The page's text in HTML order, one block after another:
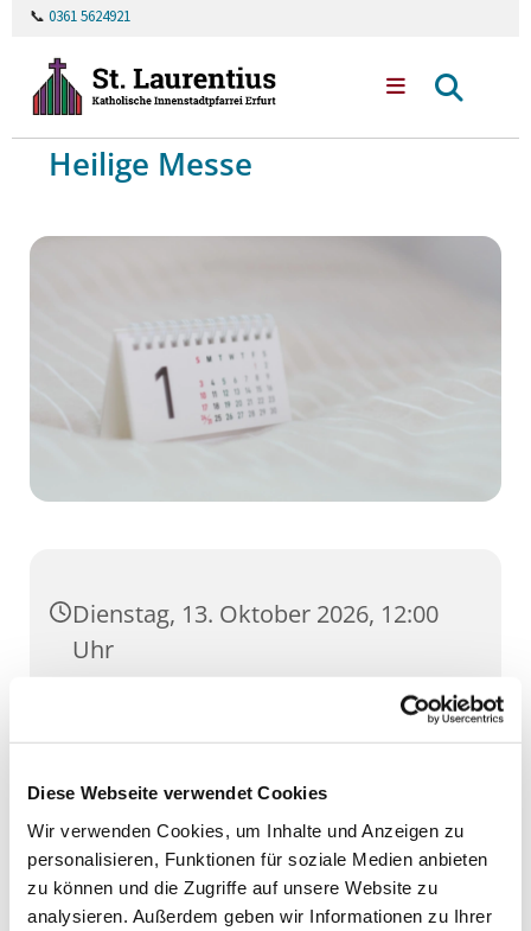
Diese Webseite verwendet Cookies
Wir verwenden Cookies, um Inhalte und Anzeigen zu
personalisieren, Funktionen für soziale Medien anbieten
zu können und die Zugriffe auf unsere Website zu
analysieren. Außerdem geben wir Informationen zu Ihrer
📞 0361 5624921
Heilige Messe
Dienstag, 13. Oktober 2026, 12:00
Uhr
St. Ursula, Anger 5, 99084 Erfurt